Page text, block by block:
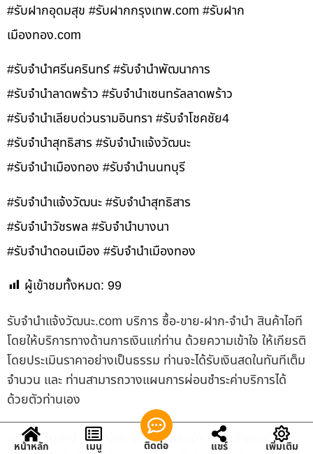
#รับฝากอุดมสุข #รับฝากกรุงเทพ.com #รับฝาก
เมืองทอง.com
#รับจำนำศรีนครินทร์ #รับจำนำพัฒนาการ
#รับจำนำลาดพร้าว #รับจำนำเซนทรัลลาดพร้าว
#รับจำนำเลียบด่วนรามอินทรา #รับจำโชคชัย4
#รับจำนำสุทธิสาร #รับจำนำแจ้งวัฒนะ
#รับจำนำเมืองทอง #รับจำนำนนทบุรี
#รับจำนำแจ้งวัฒนะ #รับจำนำสุทธิสาร
#รับจำนำวัชรพล #รับจำนำบางนา
#รับจำนำดอนเมือง #รับจำนำเมืองทอง
ผู้เข้าชมทั้งหมด: 99
รับจํานําแจ้งวัฒนะ.com บริการ ซื้อ-ขาย-ฝาก-จำนำ สินค้าไอที
โดยให้บริการทางด้านการเงินแก่ท่าน ด้วยความเข้าใจ ให้เกียรติ
โดยประเมินราคาอย่างเป็นธรรม ท่านจะได้รับเงินสดในทันทีเต็ม
จำนวน และ ท่านสามารถวางแผนการผ่อนชำระค่าบริการได้
ด้วยตัวท่านเอง
บริการ รับจำนำสินค้าไอที รับจำนำกระเป๋า รับจำนำกระเป๋า
หน้าหลัก เมนู ติดต่อ แชร์ เพิ่มเติม